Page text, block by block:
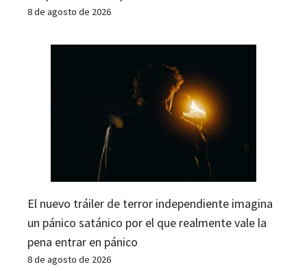
8 de agosto de 2026
El nuevo tráiler de terror independiente imagina
un pánico satánico por el que realmente vale la
pena entrar en pánico
8 de agosto de 2026